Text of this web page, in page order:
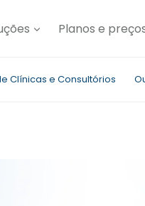
Planos e
Clínicas e Consultórios